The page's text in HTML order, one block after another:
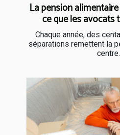
La pension
ce que les avocats
Chaque année, des
séparations remettent la